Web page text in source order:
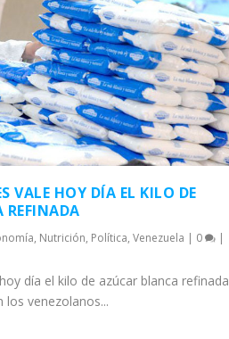
VALE HOY DÍA EL KILO DE
REFINADA
, Nutrición, Política, Venezuela | 0 |
día el kilo de azúcar blanca refinada
los venezolanos...